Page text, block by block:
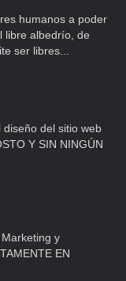
humanos a poder
libre albedrío, de
ser libres...
del sitio web
Y SIN NINGÚN
y
EN